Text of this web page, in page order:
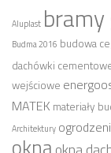
Aluplast
Budma 2016 budowa
dachówki
wejściowe
MATEK materiały
Architektury